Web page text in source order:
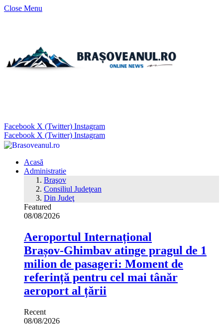
Close Menu
Facebook X (Twitter) Instagram
Facebook X (Twitter) Instagram
Acasă
Administratie
Braşov
Consiliul Judeţean
Din Judeţ
Featured
08/08/2026
Aeroportul Internațional
Brașov‑Ghimbav atinge pragul de 1
milion de pasageri: Moment de
referință pentru cel mai tânăr
aeroport al țării
Recent
08/08/2026